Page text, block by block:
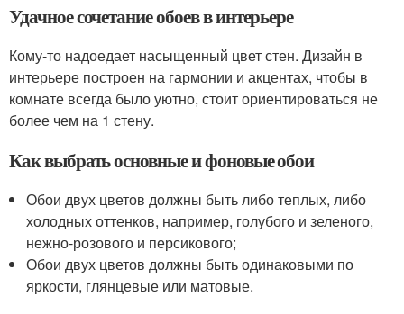
Удачное сочетание обоев в интерьере
Кому-то надоедает насыщенный цвет стен. Дизайн в
интерьере построен на гармонии и акцентах, чтобы в
комнате всегда было уютно, стоит ориентироваться не
более чем на 1 стену.
Как выбрать основные и фоновые обои
Обои двух цветов должны быть либо теплых, либо
холодных оттенков, например, голубого и зеленого,
нежно-розового и персикового;
Обои двух цветов должны быть одинаковыми по
яркости, глянцевые или матовые.